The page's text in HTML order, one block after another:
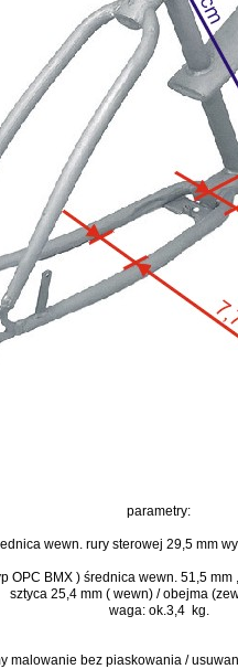
parametry:
wewn. rury sterowej 29,5 mm
OPC BMX ) średnica wewn. 51,5
sztyca 25,4 mm ( wewn) / obejma
waga: ok.3,4 kg.
malowanie bez piaskowania /